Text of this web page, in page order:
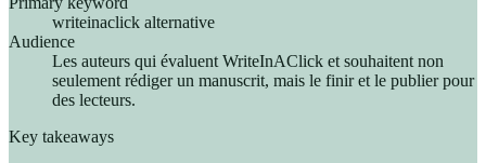
writeinaclick alternative
Audience
Les auteurs qui évaluent WriteInAClick et souhaitent non
seulement rédiger un manuscrit, mais le finir et le publier pour
des lecteurs.
Key takeaways